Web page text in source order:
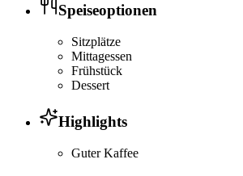
Speiseoptionen
Sitzplätze
Mittagessen
Frühstück
Dessert
Highlights
Guter Kaffee